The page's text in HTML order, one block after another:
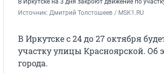
В Иркутске на 3 дня закроют движение по
Источник: Дмитрий Толстошеев / MSK1.RU
В Иркутске с 24 до 27 октября
участку улицы Красноярской. Об
города.